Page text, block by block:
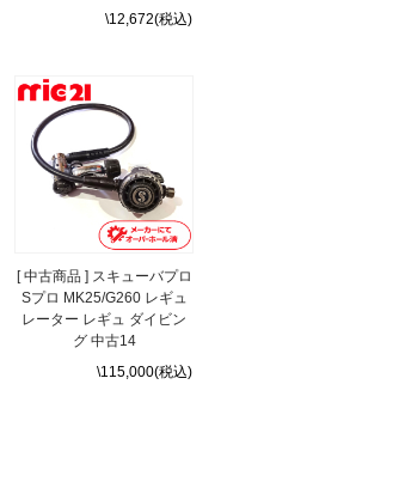
\12,672(税込)
[ 中古商品 ] スキューバプロ
Sプロ MK25/G260 レギュ
レーター レギュ ダイビン
グ 中古14
\115,000(税込)